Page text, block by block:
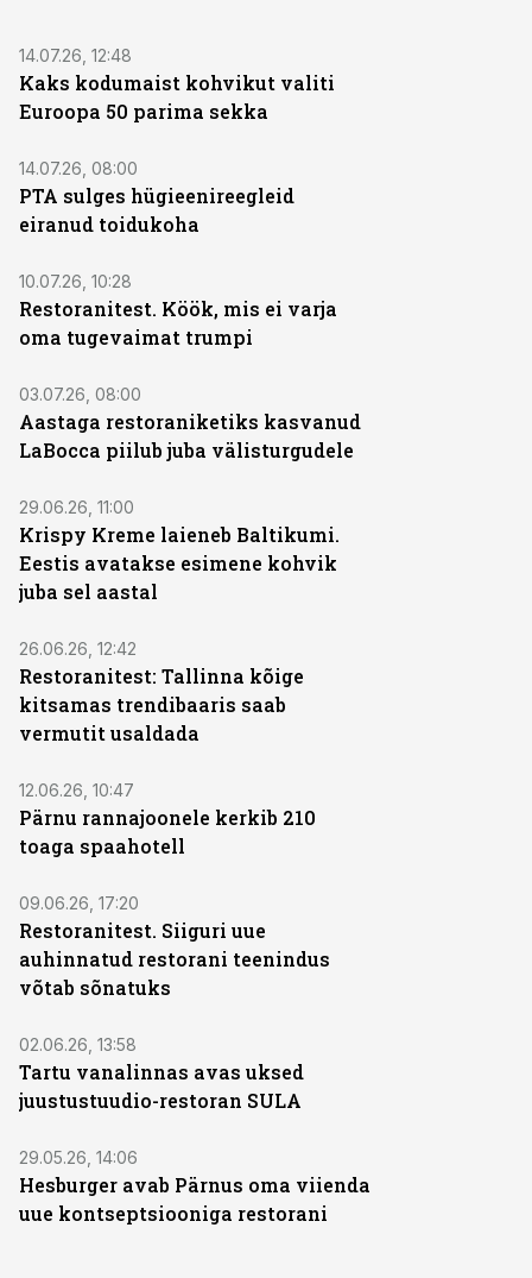
14.07.26, 12:48
Kaks kodumaist kohvikut valiti
Euroopa 50 parima sekka
14.07.26, 08:00
PTA sulges hügieenireegleid
eiranud toidukoha
10.07.26, 10:28
Restoranitest. Köök, mis ei varja
oma tugevaimat trumpi
03.07.26, 08:00
Aastaga restoraniketiks kasvanud
LaBocca piilub juba välisturgudele
29.06.26, 11:00
Krispy Kreme laieneb Baltikumi.
Eestis avatakse esimene kohvik
juba sel aastal
26.06.26, 12:42
Restoranitest: Tallinna kõige
kitsamas trendibaaris saab
vermutit usaldada
12.06.26, 10:47
Pärnu rannajoonele kerkib 210
toaga spaahotell
09.06.26, 17:20
Restoranitest. Siiguri uue
auhinnatud restorani teenindus
võtab sõnatuks
02.06.26, 13:58
Tartu vanalinnas avas uksed
juustustuudio-restoran SULA
29.05.26, 14:06
Hesburger avab Pärnus oma viienda
uue kontseptsiooniga restorani